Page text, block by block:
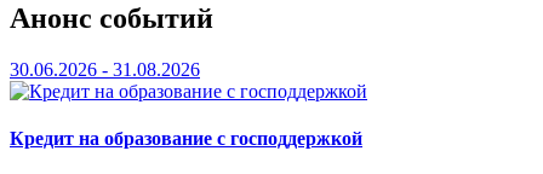
Анонс событий
30.06.2026 - 31.08.2026
Кредит на образование с господдержкой